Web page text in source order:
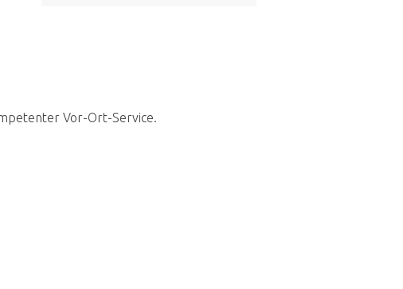
Vor-Ort-Service.